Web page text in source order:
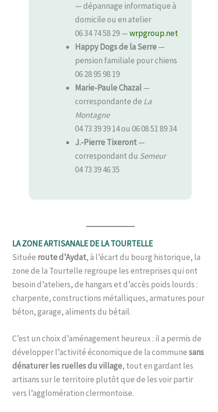
— dépannage informatique à
domicile ou en atelier
06 34 74 58 29 —wrpgroup.net
Happy Dogs de la Serre—
pension familiale pour chiens
06 28 95 98 19
Marie-Paule Chazal—
correspondante de La
Montagne
04 73 39 39 14 ou 06 08 51 89 34
J.-Pierre Tixeront—
correspondant du Semeur
04 73 39 46 35
LA ZONE ARTISANALE DE LA TOURTELLE
Située route d’Aydat, à l’écart du bourg historique, la
zone de la Tourtelle regroupe les entreprises qui ont
besoin d’ateliers, de hangars et d’accès poids lourds :
charpente, constructions métalliques, armatures pour
béton, garage, aliments du bétail.
C’est un choix d’aménagement heureux : il a permis de
développer l’activité économique de la communesans
dénaturer les ruelles du village, tout en gardant les
artisans sur le territoire plutôt que de les voir partir
vers l’agglomération clermontoise.